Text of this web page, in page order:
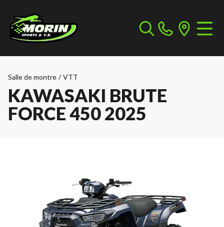
Salle de montre / VTT
KAWASAKI BRUTE
FORCE 450 2025